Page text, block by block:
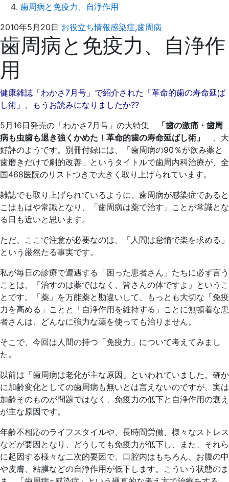
歯周病と免疫力、自浄作用
2010年5月20日 お役立ち情報感染症,歯周病
年
日
ば
た
歯周病と免疫力、自浄作
用
健康雑誌「わかさ7月号」で紹介された「革命的歯の寿命延ば
し術」、もうお読みになりましたか??
5月16日発売の「わかさ7月号」の大特集
「歯の激痛・歯周
病も虫歯も退き強くかめた！革命的歯の寿命延ばし術」
、大
好評のようです。別冊付録には、「歯周病の90％が飲み薬と
歯磨きだけで劇的改善」というタイトルで歯周内科治療が、全
国468医院のリストつきで大きく取り上げられています。
雑誌でも取り上げられているように、歯周病が感染症であると
こはもはや常識となり、「歯周病は薬で治す」ことが常識とな
る日も近いと思います。
ただ、ここで注意が必要なのは、「人間は怠惰で楽を求める」
という厳然たる事実です。
私が毎日の診療で遭遇する「困った患者さん」たちに必ず言う
ことは、「治すのは薬ではなく、皆さんの体ですよ」というこ
とです。「薬」を万能薬と勘違いして、もっとも大切な「免疫
力を高める」ことと「自浄作用を維持する」ことに無頓着な患
者さんは、どんなに強力な薬を使っても治りません。
そこで、今回は人間の持つ「免疫力」について考えてみまし
た。
以前は「歯周病は老化が主な原因」といわれていました。確か
に加齢変化としての歯周病も無いとは言えないのですが、実は
加齢そのものが問題ではなく、免疫力の低下と自浄作用の衰え
が主な原因です。
年齢不相応のライフスタイルや、長時間労働、様々なストレス
などが要因となり、どうしても免疫力が低下し、また、それら
に起因する様々な二次的要因で、口腔内はもちろん、お腹の中
や皮膚、粘膜などの自浄作用が低下します。こういう状態のま